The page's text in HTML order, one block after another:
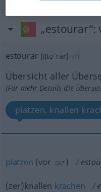
„estourar“:
estourar [ɨʃtoˈrar] v/i
Übersicht aller
(Für mehr Details die
platzen, knallen
platzen (vor DAT )
(zer)knallen krachen